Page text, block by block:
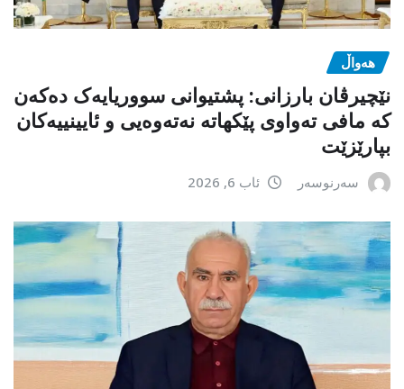
هەواڵ
نێچیرڤان بارزانی: پشتیوانی سووریایەک دەکەن
کە مافی تەواوی پێکهاتە نەتەوەیی و ئایینییەکان
بپارێزێت
سەرنوسەر ئاب 6, 2026